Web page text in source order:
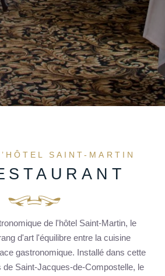
SAINT-MARTIN
de l'hôtel Saint-Martin, le
d'art l'équilibre entre la cuisine
gastronomique. Installé dans cette
de Saint-Jacques-de-Compostelle, le